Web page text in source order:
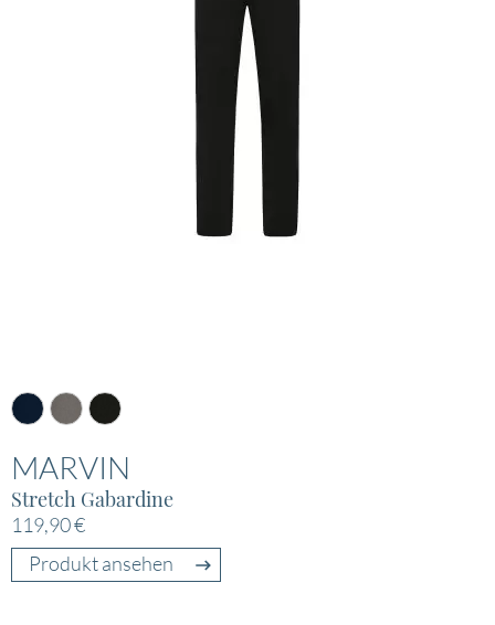
MARVIN
Stretch Gabardine
119,90 €
Produkt ansehen